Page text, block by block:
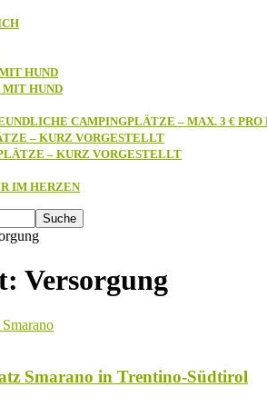
HUND
MIT HUND
CAMPINGPLÄTZE – MAX. 3 € PRO
– KURZ VORGESTELLT
– KURZ VORGESTELLT
IM HERZEN
Versorgung
Smarano in Trentino-Südtirol